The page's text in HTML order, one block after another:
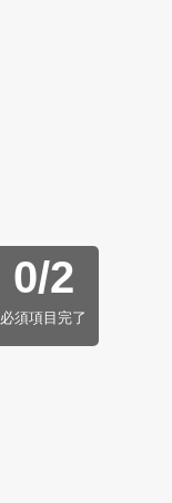
0/2
必須項目完了